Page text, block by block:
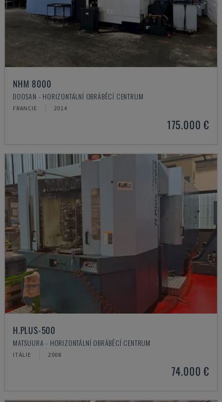
NHM 8000
DOOSAN - HORIZONTÁLNÍ OBRÁBĚCÍ CENTRUM
FRANCIE 2014
175.000 €
H.PLUS-500
MATSUURA - HORIZONTÁLNÍ OBRÁBĚCÍ CENTRUM
ITÁLIE 2008
74.000 €